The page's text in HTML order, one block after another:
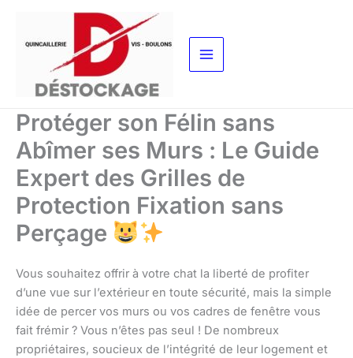
contenu
Protéger son Félin sans
Abîmer ses Murs : Le Guide
Expert des Grilles de
Protection Fixation sans
Perçage
Vous souhaitez offrir à votre chat la liberté de profiter
d’une vue sur l’extérieur en toute sécurité, mais la simple
idée de percer vos murs ou vos cadres de fenêtre vous
fait frémir ? Vous n’êtes pas seul ! De nombreux
propriétaires, soucieux de l’intégrité de leur logement et